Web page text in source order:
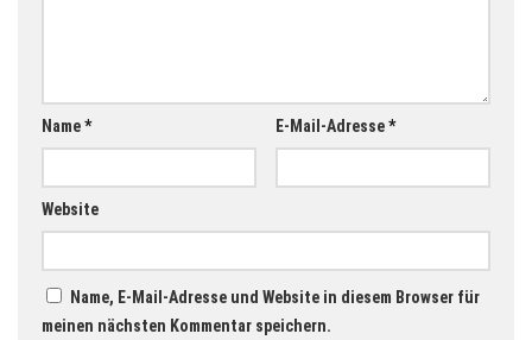
Name* E-Mail-Adresse*
Website
Name, E-Mail-Adresse und Website in diesem Browser für
meinen nächsten Kommentar speichern.